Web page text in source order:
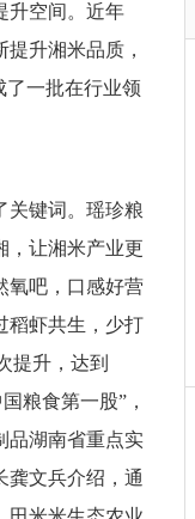
升空间。近年
升湘米品质，
了一批在行业领
关键词。瑶珍粮
，让湘米产业更
氧吧，口感好营
稻虾共生，少打
提升，达到
粮食第一股”，
品湖南省重点实
龚文兵介绍，通